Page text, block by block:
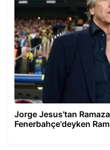
Jorge Jesus'tan
Fenerbahçe'deyken